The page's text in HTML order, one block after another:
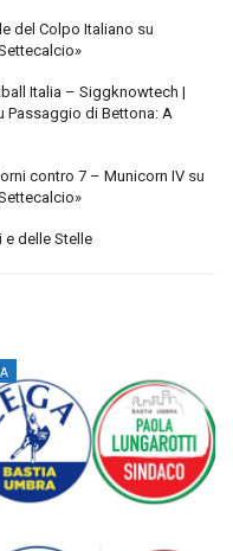
del Colpo Italiano su
Italia – Siggknowtech |
Passaggio di Bettona: A
contro 7 – Municorn IV su
e delle Stelle